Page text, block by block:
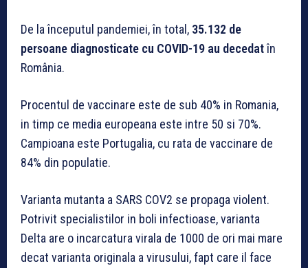
De la începutul pandemiei, în total, 35.132 de
persoane diagnosticate cu COVID-19 au decedatîn
România.
Procentul de vaccinare este de sub 40% in Romania,
in timp ce media europeana este intre 50 si 70%.
Campioana este Portugalia, cu rata de vaccinare de
84% din populatie.
Varianta mutanta a SARS COV2 se propaga violent.
Potrivit specialistilor in boli infectioase, varianta
Delta are o incarcatura virala de 1000 de ori mai mare
decat varianta originala a virusului, fapt care il face